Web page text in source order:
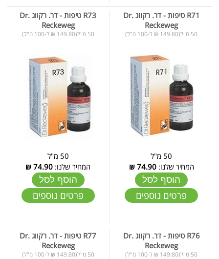
R71 טיפות - דר. רקווג Dr.
Reckeweg
50 מ"ל(149.80 ₪ ל-100 מ"ל)
50 מ"ל
המחיר שלנו:74.90
₪
הוסף לסל
פרטים נוספים
R73 טיפות - דר. רקווג Dr.
Reckeweg
50 מ"ל(149.80 ₪ ל-100 מ"ל)
50 מ"ל
המחיר שלנו: 74.90
₪
הוסף לסל
פרטים נוספים
R76 טיפות - דר. רקווג Dr.
Reckeweg
50 מ"ל(149.80 ₪ ל-100 מ"ל)
R77 טיפות - דר. רקווג Dr.
Reckeweg
50 מ"ל(149.80 ₪ ל-100 מ"ל)